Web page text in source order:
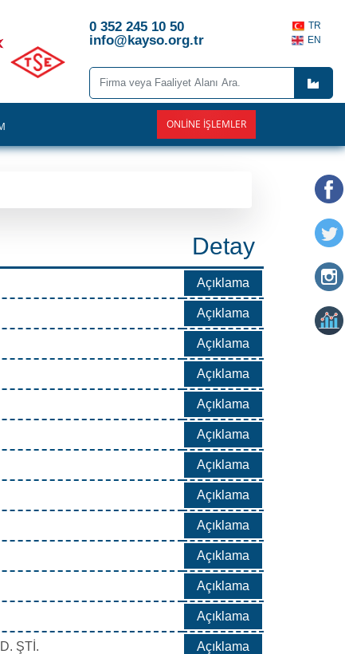
0 352 245 10 50
info@kayso.org.tr
TR
EN
ONLINE İŞLEMLER
Detay
Açıklama
Açıklama
Açıklama
Açıklama
Açıklama
Açıklama
Açıklama
Açıklama
Açıklama
Açıklama
Açıklama
Açıklama
ŞTİ. Açıklama